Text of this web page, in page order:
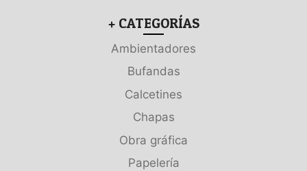
+ CATEGORÍAS
Ambientadores
Bufandas
Calcetines
Chapas
Obra gráfica
Papelería